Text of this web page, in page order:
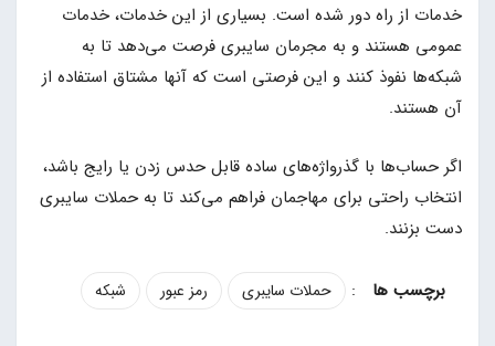
خدمات از راه دور شده است. بسیاری از این خدمات، خدمات
عمومی هستند و به مجرمان سایبری فرصت می‌دهد تا به
شبکه‌ها نفوذ کنند و این فرصتی است که آنها مشتاق استفاده از
آن هستند.
اگر حساب‌ها با گذرواژه‌های ساده قابل حدس زدن یا رایج باشد،
انتخاب راحتی برای مهاجمان فراهم می‌کند تا به حملات سایبری
دست بزنند.
: حملات سایبری رمز عبور شبکه